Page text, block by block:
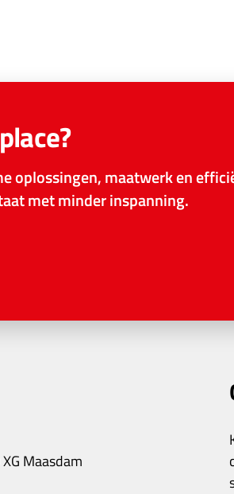
oplossingen, maatwerk en
met minder inspanning.
Maasdam